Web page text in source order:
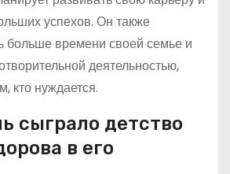
успехов. Он также
больше времени своей семье и
деятельностью,
кто нуждается.
сыграло детство
в его